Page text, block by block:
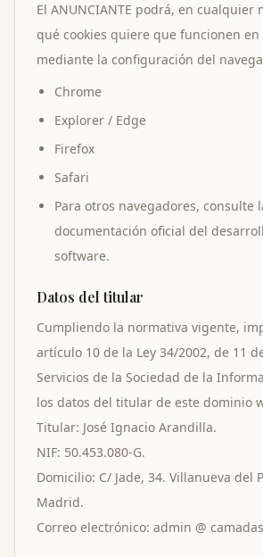
El ANUNCIANTE podrá, en cualquier
qué cookies quiere que funcionen en
mediante la configuración del
Chrome
Explorer / Edge
Firefox
Safari
Para otros navegadores, consulte
documentación oficial del
software.
Datos del titular
Cumpliendo la normativa vigente,
artículo 10 de la Ley 34/2002, de 11
Servicios de la Sociedad de la
los datos del titular de este dominio
Titular: José Ignacio Arandilla.
NIF: 50.453.080-G.
Domicilio: C/ Jade, 34. Villanueva del
Madrid.
Correo electrónico: admin @